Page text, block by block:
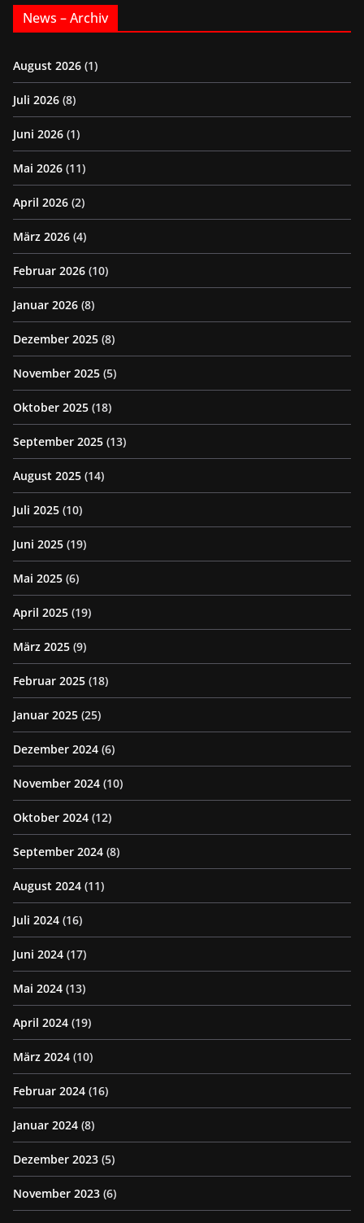
News – Archiv
August 2026 (1)
Juli 2026 (8)
Juni 2026 (1)
Mai 2026 (11)
April 2026 (2)
März 2026 (4)
Februar 2026 (10)
Januar 2026 (8)
Dezember 2025 (8)
November 2025 (5)
Oktober 2025 (18)
September 2025 (13)
August 2025 (14)
Juli 2025 (10)
Juni 2025 (19)
Mai 2025 (6)
April 2025 (19)
März 2025 (9)
Februar 2025 (18)
Januar 2025 (25)
Dezember 2024 (6)
November 2024 (10)
Oktober 2024 (12)
September 2024 (8)
August 2024 (11)
Juli 2024 (16)
Juni 2024 (17)
Mai 2024 (13)
April 2024 (19)
März 2024 (10)
Februar 2024 (16)
Januar 2024 (8)
Dezember 2023 (5)
November 2023 (6)